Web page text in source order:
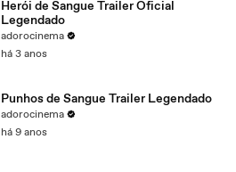
Herói de Sangue Trailer Oficial
Legendado
adorocinema
há 3 anos
Punhos de Sangue Trailer Legendado
adorocinema
há 9 anos